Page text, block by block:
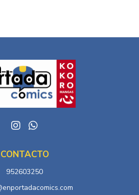
CONTACTO
952603250